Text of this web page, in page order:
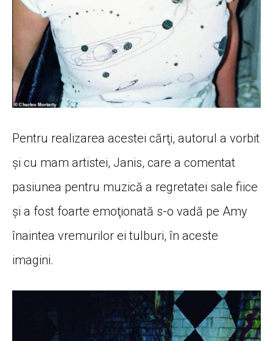
Pentru realizarea acestei cărţi, autorul a vorbit
şi cu mam artistei, Janis, care a comentat
pasiunea pentru muzică a regretatei sale fiice
şi a fost foarte emoţionată s-o vadă pe Amy
înaintea vremurilor ei tulburi, în aceste
imagini.